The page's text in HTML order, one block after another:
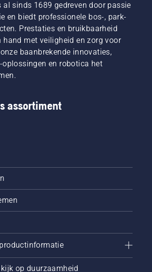
al sinds 1689 gedreven door passie
en biedt professionele bos-, park-
Prestaties en bruikbaarheid
hand met veiligheid en zorg voor
baanbrekende innovaties,
en robotica het
assortiment
op duurzaamheid